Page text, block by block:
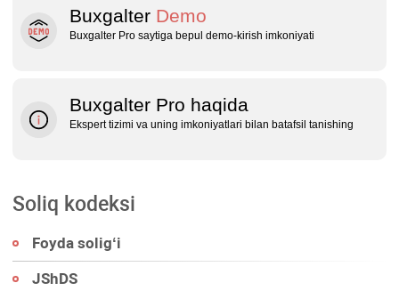
Buxgalter Demo
Buxgalter Pro saytiga bepul demo‑kirish imkoniyati
Buxgalter Pro haqida
Ekspert tizimi va uning imkoniyatlari bilan batafsil tanishing
Soliq kodeksi
Foyda soligʻi
JShDS